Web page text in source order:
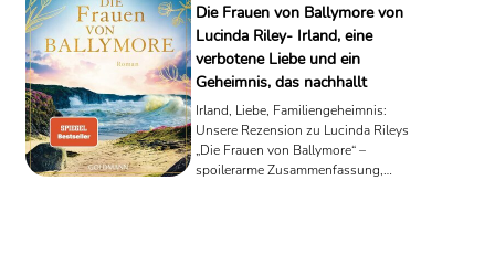
Die Frauen von Ballymore von
Lucinda Riley- Irland, eine
verbotene Liebe und ein
Geheimnis, das nachhallt
Irland, Liebe, Familiengeheimnis:
Unsere Rezension zu Lucinda Rileys
„Die Frauen von Ballymore“ –
spoilerarme Zusammenfassung,